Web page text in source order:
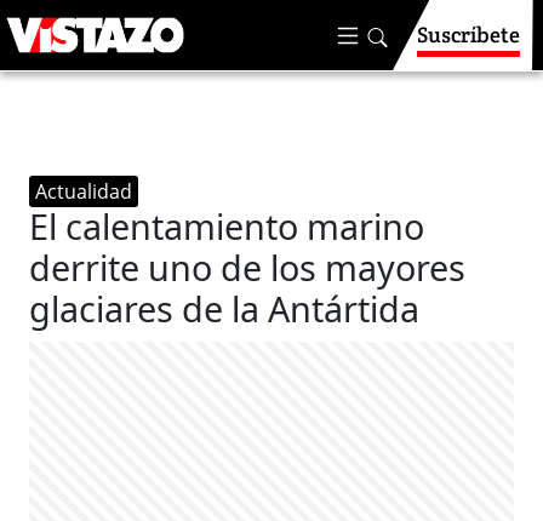
Suscríbete
Actualidad
El calentamiento marino
derrite uno de los mayores
glaciares de la Antártida